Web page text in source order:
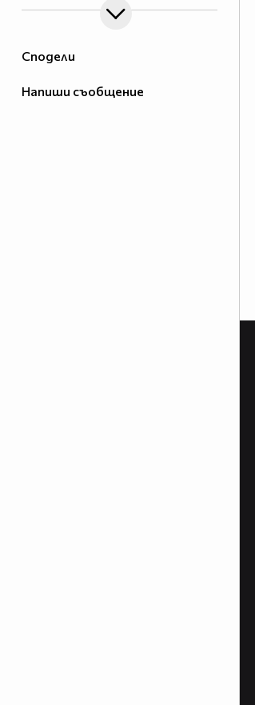
Сподели
Напиши съобщение